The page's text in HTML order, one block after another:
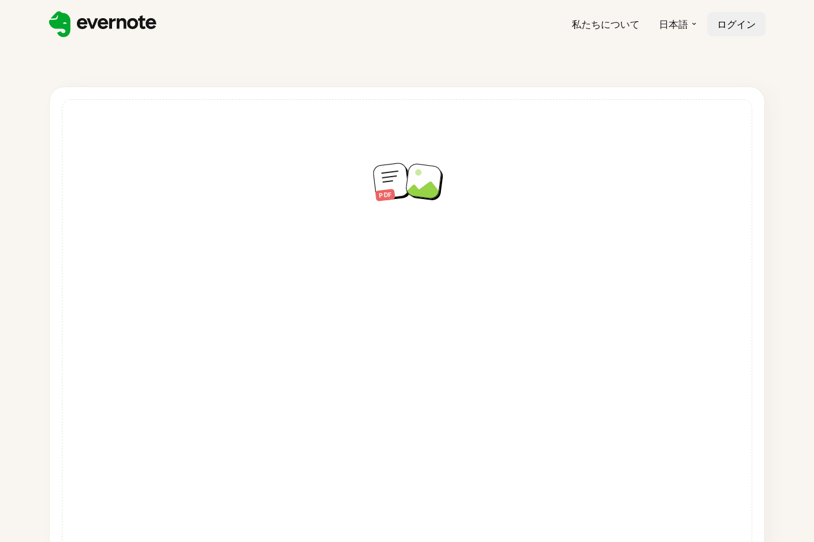
私たちについて 日本語 ログイン